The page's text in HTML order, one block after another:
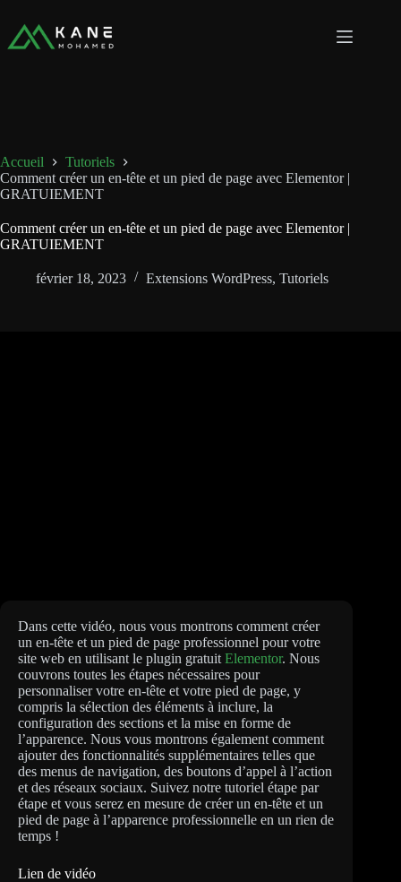
contenu
Accueil
Tutoriels
Comment créer un en-tête et un pied de page avec Elementor |
GRATUIEMENT
Comment créer un en-tête et un pied de page avec Elementor |
GRATUIEMENT
février 18, 2023 Extensions WordPress, Tutoriels
Dans cette vidéo, nous vous montrons comment créer
un en-tête et un pied de page professionnel pour votre
site web en utilisant le plugin gratuit Elementor. Nous
couvrons toutes les étapes nécessaires pour
personnaliser votre en-tête et votre pied de page, y
compris la sélection des éléments à inclure, la
configuration des sections et la mise en forme de
l’apparence. Nous vous montrons également comment
ajouter des fonctionnalités supplémentaires telles que
des menus de navigation, des boutons d’appel à l’action
et des réseaux sociaux. Suivez notre tutoriel étape par
étape et vous serez en mesure de créer un en-tête et un
pied de page à l’apparence professionnelle en un rien de
temps !
Lien de vidéo